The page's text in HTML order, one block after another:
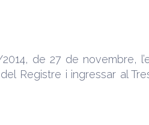
de 27 de novembre,
Registre i ingressar al